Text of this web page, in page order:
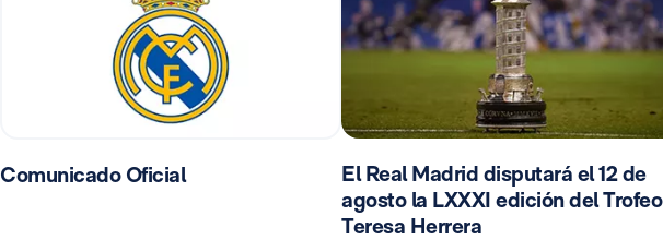
Comunicado Oficial
El Real Madrid disputará el 12 de
agosto la LXXXI edición del Trofeo
Teresa Herrera